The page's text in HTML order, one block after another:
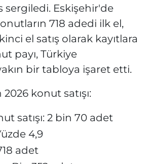
sergiledi. Eskişehir'de
718 adedi ilk el,
el satış olarak kayıtlara
payı, Türkiye
bir tabloya işaret etti.
konut satışı:
satışı: 2 bin 70 adet
4,9
adet